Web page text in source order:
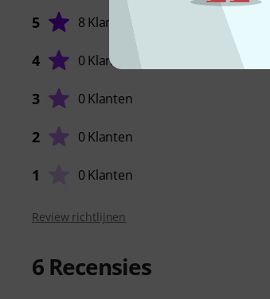
5 8 Klanten
4 0 Klanten
3 0 Klanten
2 0 Klanten
1 0 Klanten
Review richtlijnen
6 Recensies